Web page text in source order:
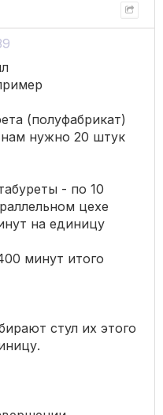
(полуфабрикат)
нам нужно 20 штук
- по 10
цехе
на единицу
минут итого
стул их этого